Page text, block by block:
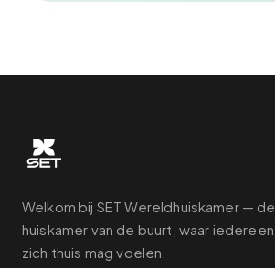
Welkom bij SET Wereldhuiskamer — de
huiskamer van de buurt, waar iedereen
zich thuis mag voelen.